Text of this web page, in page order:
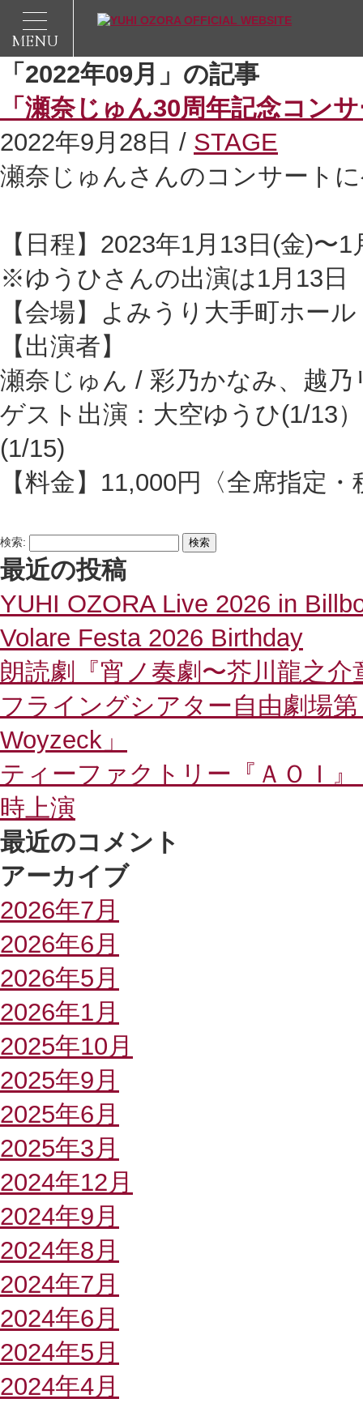
MENU
「2022年09月」の記事
「瀬奈じゅん30周年記念コン
2022年9月28日 / STAGE
瀬奈じゅんさんのコンサート
【日程】2023年1月13日(金)〜
※ゆうひさんの出演は1月13日
【会場】よみうり大手町ホー
【出演者】
瀬奈じゅん / 彩乃かなみ、越乃
ゲスト出演：大空ゆうひ(1/13
(1/15)
【料金】11,000円〈全席指定・
検索:
最近の投稿
YUHI OZORA Live 2026 in
Volare Festa 2026 Birthday
朗読劇『宵ノ奏劇〜芥川龍之介
フライングシアター自由劇場
Woyzeck」
ティーファクトリー『ＡＯＩ
時上演
最近のコメント
アーカイブ
2026年7月
2026年6月
2026年5月
2026年1月
2025年10月
2025年9月
2025年6月
2025年3月
2024年12月
2024年9月
2024年8月
2024年7月
2024年6月
2024年5月
2024年4月